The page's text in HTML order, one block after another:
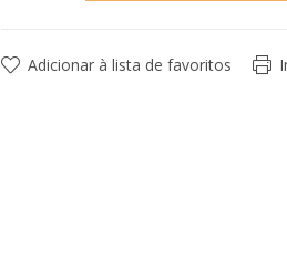
Adicionar à lista de favoritos